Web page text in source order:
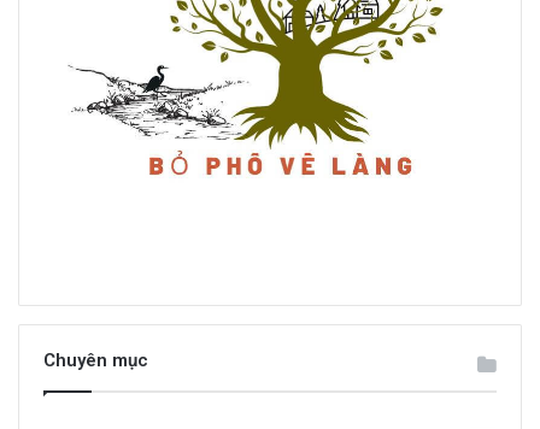
Chuyên mục